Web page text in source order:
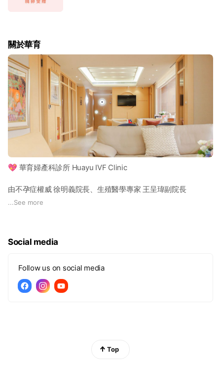
關於華育
💖 華育婦產科診所 Huayu IVF Clinic
由不孕症權威 徐明義院長、生殖醫學專家 王呈瑋副院長
與 吳麗惠醫師 領導的華育，陪伴每位渴望孕育生命的家庭，
人工受孕｜試管嬰兒｜凍卵／凍精｜借卵／借精｜AMH檢測
導入歐盟認證 RI-Witness 防錯系統 與 胚胎縮時攝影技術，
療程收據可依法申報醫療費用扣除額，
...See more
Social media
Follow us on social media
Top